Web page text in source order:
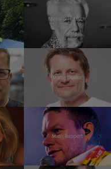
Miroslav Huptych
Martin Doktor
Matěj Ruppert